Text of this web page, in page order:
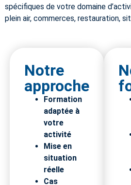
spécifiques de votre domaine
plein air, commerces, restauration,
Notre
approche
Formation
adaptée à
votre
activité
Mise en
situation
réelle
Cas